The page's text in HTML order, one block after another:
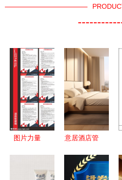
图片力量
意居酒店管
匠心雕琢酒